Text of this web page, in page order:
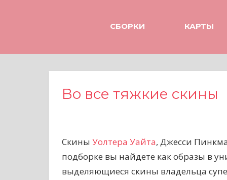
е
СБОРКИ КАРТЫ
Во все тяжкие скины
Скины Уолтера Уайта, Джесси
подборке вы найдете как образы в
выделяющиеся скины владельца